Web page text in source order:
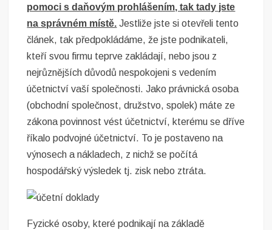
pomoci s daňovým prohlášením, tak tady jste
na správném místě. Jestliže jste si otevřeli tento
článek, tak předpokládáme, že jste podnikateli,
kteří svou firmu teprve zakládají, nebo jsou z
nejrůznějších důvodů nespokojeni s vedením
účetnictví vaší společnosti. Jako právnická osoba
(obchodní společnost, družstvo, spolek) máte ze
zákona povinnost vést účetnictví, kterému se dříve
říkalo podvojné účetnictví. To je postaveno na
výnosech a nákladech, z nichž se počítá
hospodářský výsledek tj. zisk nebo ztráta.
Fyzické osoby, které podnikají na základě